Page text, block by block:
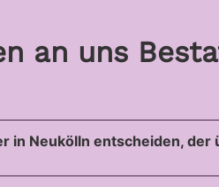
an uns
in Neukölln entscheiden,